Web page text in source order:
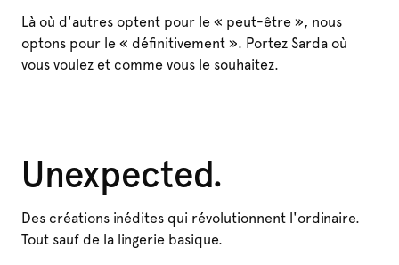
Là où d'autres optent pour le « peut-être », nous
optons pour le « définitivement ». Portez Sarda où
vous voulez et comme vous le souhaitez.
Unexpected.
Des créations inédites qui révolutionnent l'ordinaire.
Tout sauf de la lingerie basique.